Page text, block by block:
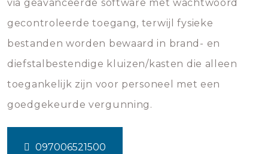
via geavanceerde software met wachtwoord
gecontroleerde toegang, terwijl fysieke
bestanden worden bewaard in brand- en
diefstalbestendige kluizen/kasten die alleen
toegankelijk zijn voor personeel met een
goedgekeurde vergunning.
097006521500